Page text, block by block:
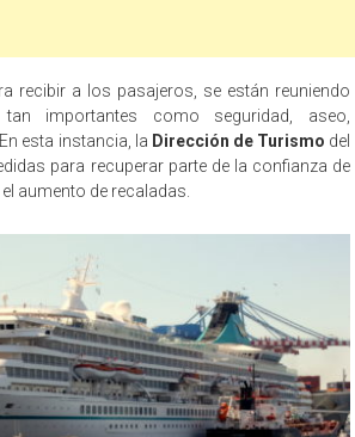
recibir a los pasajeros, se están reuniendo
importantes como seguridad, aseo,
esta instancia, la Dirección de Turismo del
para recuperar parte de la confianza de
aumento de recaladas.